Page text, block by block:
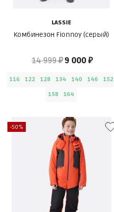
LASSIE
Комбинезон Fionnoy (серый)
14 999 ₽ 9 000 ₽
116 122 128 134 140 146
152
158
164
-50%